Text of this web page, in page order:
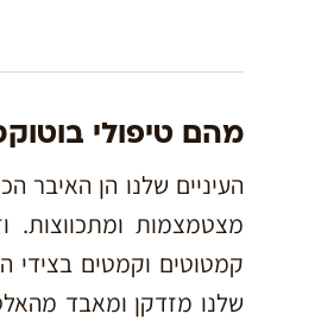
מהם טיפולי
העיניים שלנו הן האיבר
מצטמצמות ומתכווצות.
קמטוטים וקמטים בצידי
שלנו מזדקן ומאבד